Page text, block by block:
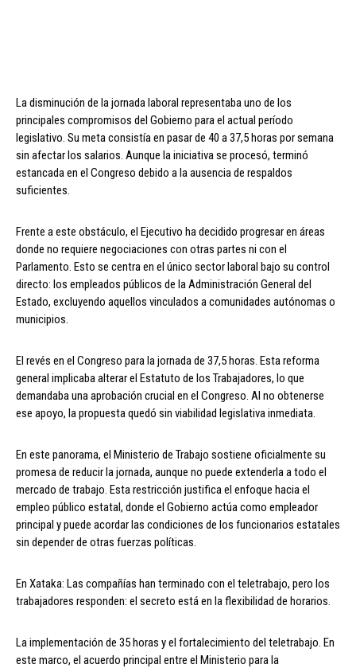
La disminución de la jornada laboral representaba uno de los
principales compromisos del Gobierno para el actual período
legislativo. Su meta consistía en pasar de 40 a 37,5 horas por semana
sin afectar los salarios. Aunque la iniciativa se procesó, terminó
estancada en el Congreso debido a la ausencia de respaldos
suficientes.
Frente a este obstáculo, el Ejecutivo ha decidido progresar en áreas
donde no requiere negociaciones con otras partes ni con el
Parlamento. Esto se centra en el único sector laboral bajo su control
directo: los empleados públicos de la Administración General del
Estado, excluyendo aquellos vinculados a comunidades autónomas o
municipios.
El revés en el Congreso para la jornada de 37,5 horas. Esta reforma
general implicaba alterar el Estatuto de los Trabajadores, lo que
demandaba una aprobación crucial en el Congreso. Al no obtenerse
ese apoyo, la propuesta quedó sin viabilidad legislativa inmediata.
En este panorama, el Ministerio de Trabajo sostiene oficialmente su
promesa de reducir la jornada, aunque no puede extenderla a todo el
mercado de trabajo. Esta restricción justifica el enfoque hacia el
empleo público estatal, donde el Gobierno actúa como empleador
principal y puede acordar las condiciones de los funcionarios estatales
sin depender de otras fuerzas políticas.
En Xataka: Las compañías han terminado con el teletrabajo, pero los
trabajadores responden: el secreto está en la flexibilidad de horarios.
La implementación de 35 horas y el fortalecimiento del teletrabajo. En
este marco, el acuerdo principal entre el Ministerio para la